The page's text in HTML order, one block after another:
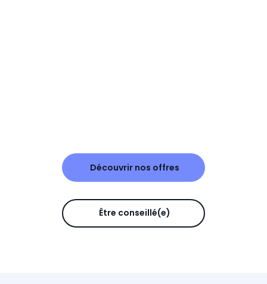
Découvrir nos offres
Être conseillé(e)